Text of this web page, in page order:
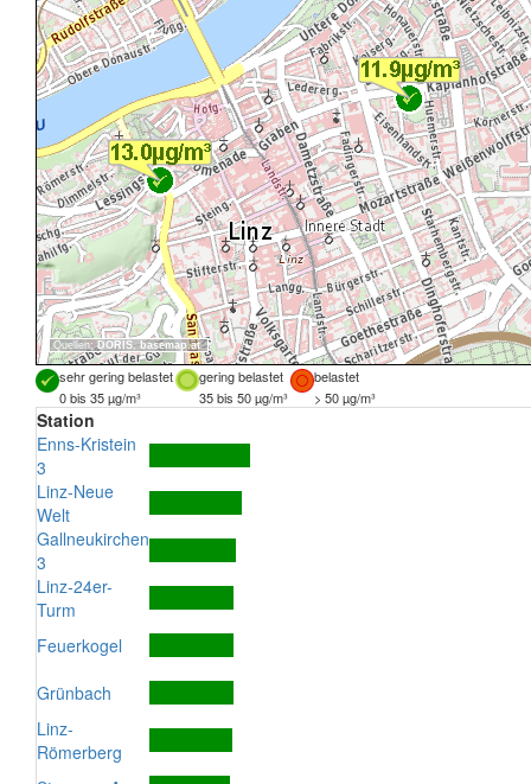
Quellen:DORIS, basemap.at
sehr gering belastet gering belastet
belastet
0 bis 35 µg/m³
35 bis 50 µg/m³ > 50 µg/m³
Station
Enns-Kristein
3
Linz-Neue
Welt
Gallneukirchen
3
Linz-24er-
Turm
Feuerkogel
Grünbach
Linz-
Römerberg